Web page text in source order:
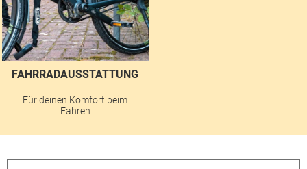
FAHRRADAUSSTATTUNG
Für deinen Komfort beim
Fahren